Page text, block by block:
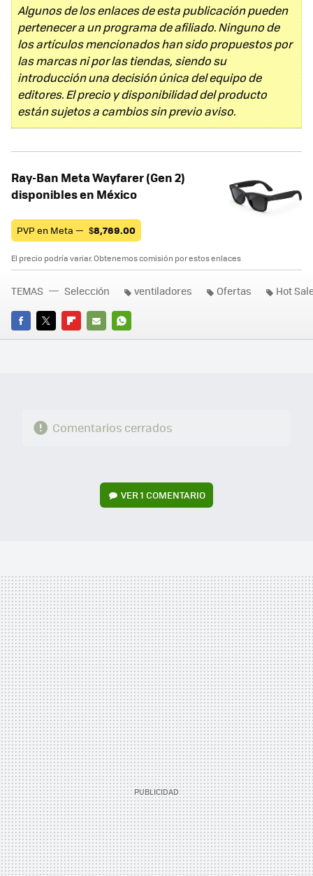
Algunos de los enlaces de esta publicación pueden
pertenecer a un programa de afiliado. Ninguno de
los artículos mencionados han sido propuestos por
las marcas ni por las tiendas, siendo su
introducción una decisión única del equipo de
editores. El precio y disponibilidad del producto
están sujetos a cambios sin previo aviso.
Ray-Ban Meta Wayfarer (Gen 2)
disponibles en México
PVP en Meta — $8,769.00
El precio podría variar. Obtenemos comisión por estos enlaces
FACEBOOK
TWITTERFLIPBOARD
E-
WHATSAPP
TEMAS Selección ventiladores Ofertas Hot
Comentarios cerrados
VER1 COMENTARIO